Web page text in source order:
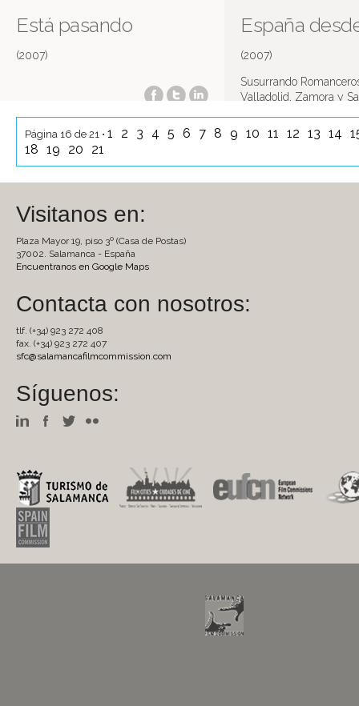
Está pasando
(2007)
España
(2007)
Susurrando
Valladolid, Zamora y
Página 16 de 21 • 1 2 3 4 5 6 7 8 9 10 11 12 13 14
18 19 20 21
Visitanos en:
Plaza Mayor 19, piso 3º (Casa de Postas)
37002. Salamanca - España
Encuentranos en Google Maps
Contacta con nosotros:
tlf. (+34) 923 272 408
fax. (+34) 923 272 407
sfc@salamancafilmcommission.com
Síguenos: